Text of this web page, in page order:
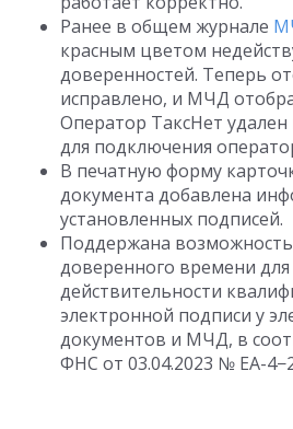
Ранее в общем журнале
красным цветом
доверенностей. Теперь
исправлено, и МЧД
Оператор ТаксНет удален
для подключения
В печатную форму
документа добавлена
установленных подписей.
Поддержана
доверенного времени
действительности
электронной подписи у
документов и МЧД, в
ФНС от 03.04.2023 № ЕА-